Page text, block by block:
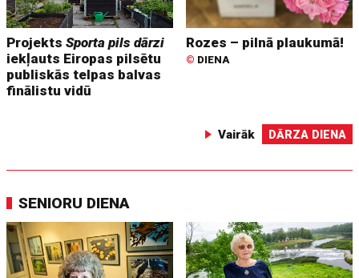
ProjektsSporta pils dārzi
iekļauts Eiropas pilsētu
publiskās telpas balvas
finālistu vidū
Rozes – pilnā plaukumā!
© DIENA
Vairāk DĀRZA DIENA
SENIORU DIENA